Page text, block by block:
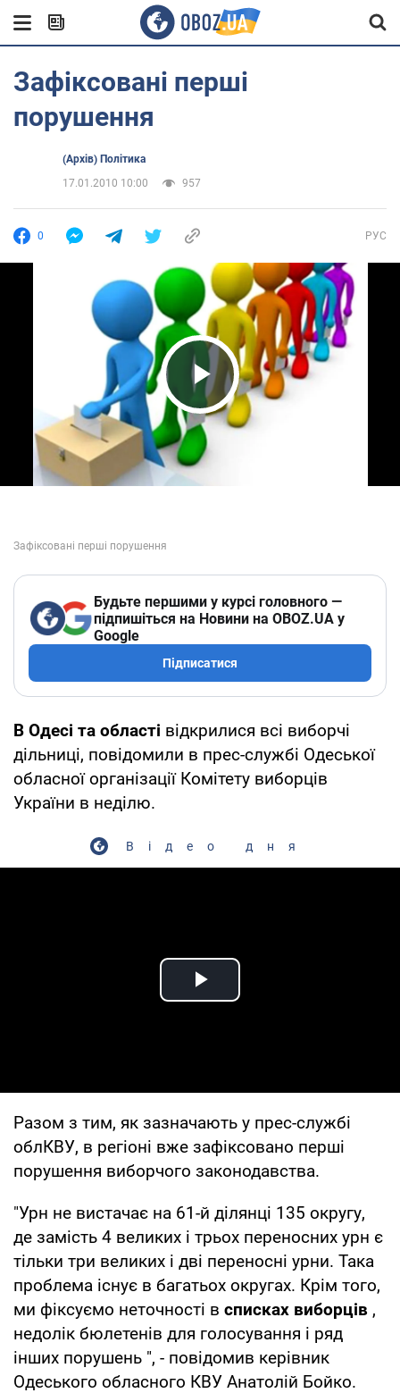
Зафіксовані перші
порушення
(Архів) Політика
17.01.2010 10:00
957
0 РУС
Play Video
Будьте першими у курсі головного —
підпишіться на Новини на OBOZ.UA у
Google
Підписатися
В Одесі та області відкрилися всі виборчі
дільниці, повідомили в прес-службі Одеської
обласної організації Комітету виборців
України в неділю.
Відео дня
Play Video
Разом з тим, як зазначають у прес-службі
облКВУ, в регіоні вже зафіксовано перші
порушення виборчого законодавства.
"Урн не вистачає на 61-й ділянці 135 округу,
де замість 4 великих і трьох переносних урн є
тільки три великих і дві переносні урни. Така
проблема існує в багатьох округах. Крім того,
ми фіксуємо неточності в списках виборців ,
недолік бюлетенів для голосування і ряд
інших порушень ", - повідомив керівник
Одеського обласного КВУ Анатолій Бойко.